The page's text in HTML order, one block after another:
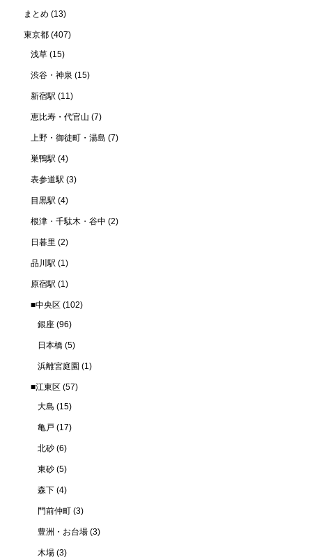
まとめ (13)
東京都 (407)
浅草 (15)
渋谷・神泉 (15)
新宿駅 (11)
恵比寿・代官山 (7)
上野・御徒町・湯島 (7)
巣鴨駅 (4)
表参道駅 (3)
目黒駅 (4)
根津・千駄木・谷中 (2)
日暮里 (2)
品川駅 (1)
原宿駅 (1)
■中央区 (102)
銀座 (96)
日本橋 (5)
浜離宮庭園 (1)
■江東区 (57)
大島 (15)
亀戸 (17)
北砂 (6)
東砂 (5)
森下 (4)
門前仲町 (3)
豊洲・お台場 (3)
木場 (3)